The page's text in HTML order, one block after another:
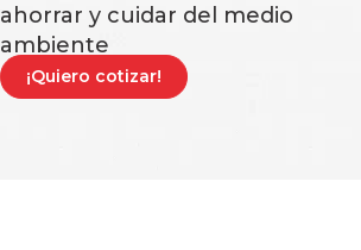
ahorrar y cuidar del medio
ambiente
¡Quiero cotizar!